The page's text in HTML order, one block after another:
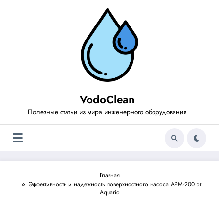
VodoClean
Полезные статьи из мира инженерного оборудования
Главная
Эффективность и надежность поверхностного насоса APM-200 от
Aquario